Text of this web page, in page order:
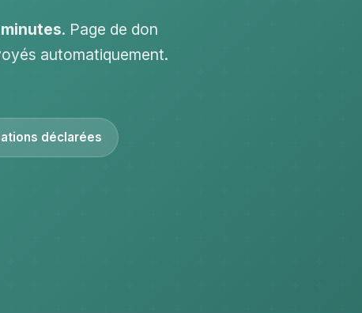
minutes. Page de don
automatiquement.
déclarées